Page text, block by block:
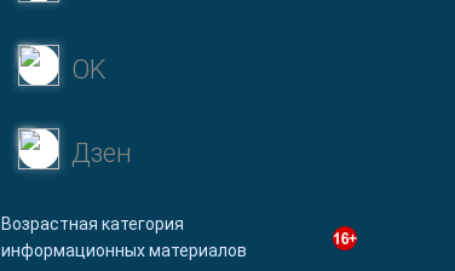
OK
Дзен
Возрастная категория
информационных материалов